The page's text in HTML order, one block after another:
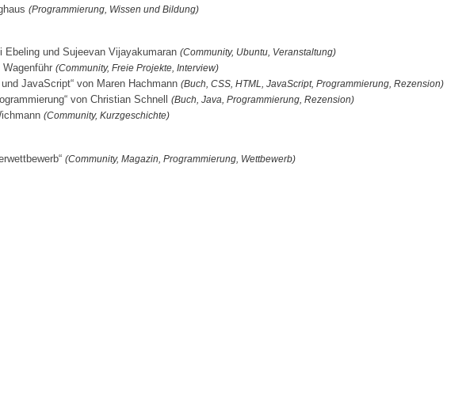
(Programmierung, Wissen und Bildung)
Ebeling und Sujeevan Vijayakumaran (Community, Ubuntu, Veranstaltung)
(Community, Freie Projekte, Interview)
JavaScript“ von Maren Hachmann (Buch, CSS, HTML, JavaScript, Programmierung, Rezension)
von Christian Schnell (Buch, Java, Programmierung, Rezension)
(Community, Kurzgeschichte)
(Community, Magazin, Programmierung, Wettbewerb)